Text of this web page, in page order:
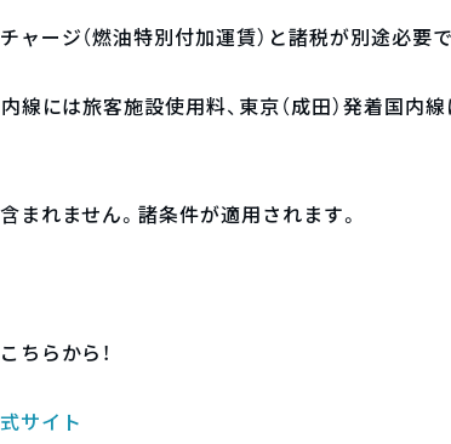
ャージ（燃油特別付加運賃）と諸税が別途必要で
内線には旅客施設使用料、東京（成田）発着国内
まれません。諸条件が適用されます。
ちらから！
サイト